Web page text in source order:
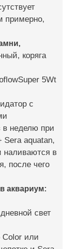
примерно,
коряга
5Wt
с
в неделю при
Sera aquatan,
наливаются в
после чего
аквариум:
свет
Color или